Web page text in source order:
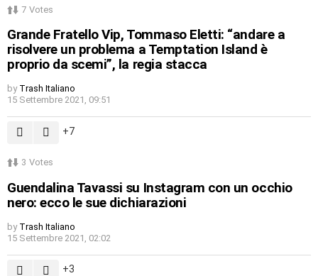
7 Votes
Grande Fratello Vip, Tommaso Eletti: “andare a
risolvere un problema a Temptation Island è
proprio da scemi”, la regia stacca
by Trash Italiano
15 Settembre 2021, 09:51
7
3 Votes
Guendalina Tavassi su Instagram con un occhio
nero: ecco le sue dichiarazioni
by Trash Italiano
15 Settembre 2021, 02:02
3